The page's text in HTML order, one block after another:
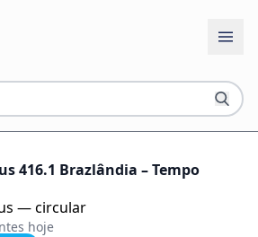
416.1 Brazlândia – Tempo
— circular
hoje